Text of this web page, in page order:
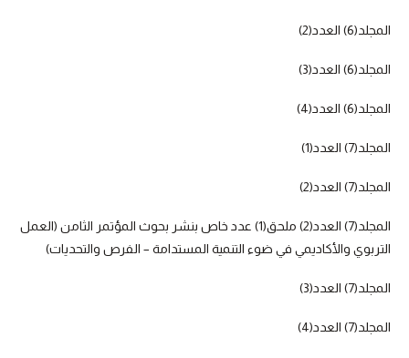
المجلد(6) العدد(2)
المجلد(6) العدد(3)
المجلد(6) العدد(4)
المجلد(7) العدد(1)
المجلد(7) العدد(2)
المجلد(7) العدد(2) ملحق(1) عدد خاص بنشر بحوث المؤتمر الثامن (العمل
التربوي والأكاديمي في ضوء التنمية المستدامة – الفرص والتحديات)
المجلد(7) العدد(3)
المجلد(7) العدد(4)